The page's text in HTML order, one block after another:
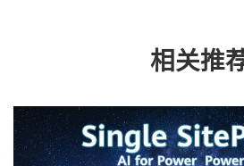
相关推